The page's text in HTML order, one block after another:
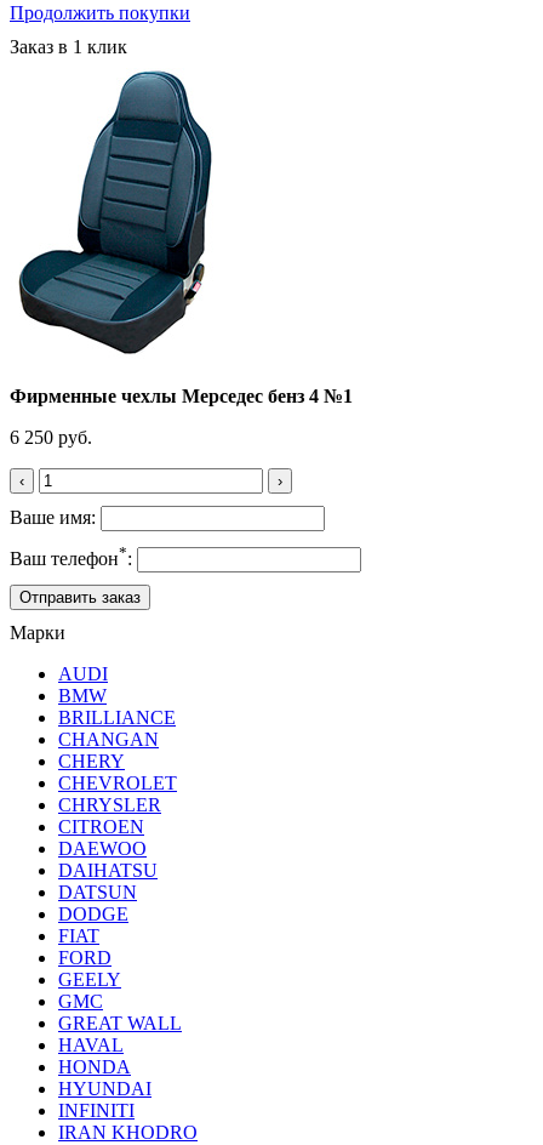
Продолжить покупки
Заказ в 1 клик
Фирменные чехлы Мерседес бенз 4 №1
6 250 руб.
‹ ›
Ваше имя:
Ваш телефон*:
Марки
AUDI
BMW
BRILLIANCE
CHANGAN
CHERY
CHEVROLET
CHRYSLER
CITROEN
DAEWOO
DAIHATSU
DATSUN
DODGE
FIAT
FORD
GEELY
GMC
GREAT WALL
HAVAL
HONDA
HYUNDAI
INFINITI
IRAN KHODRO